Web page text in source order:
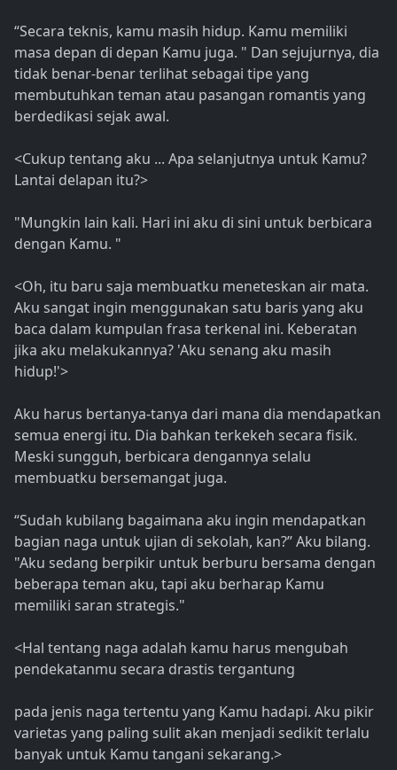
“Secara teknis, kamu masih hidup. Kamu memiliki
masa depan di depan Kamu juga. " Dan sejujurnya, dia
tidak benar-benar terlihat sebagai tipe yang
membutuhkan teman atau pasangan romantis yang
berdedikasi sejak awal.
<Cukup tentang aku ... Apa selanjutnya untuk Kamu?
Lantai delapan itu?>
"Mungkin lain kali. Hari ini aku di sini untuk berbicara
dengan Kamu. "
<Oh, itu baru saja membuatku meneteskan air mata.
Aku sangat ingin menggunakan satu baris yang aku
baca dalam kumpulan frasa terkenal ini. Keberatan
jika aku melakukannya? 'Aku senang aku masih
hidup!'>
Aku harus bertanya-tanya dari mana dia mendapatkan
semua energi itu. Dia bahkan terkekeh secara fisik.
Meski sungguh, berbicara dengannya selalu
membuatku bersemangat juga.
“Sudah kubilang bagaimana aku ingin mendapatkan
bagian naga untuk ujian di sekolah, kan?” Aku bilang.
"Aku sedang berpikir untuk berburu bersama dengan
beberapa teman aku, tapi aku berharap Kamu
memiliki saran strategis."
<Hal tentang naga adalah kamu harus mengubah
pendekatanmu secara drastis tergantung
pada jenis naga tertentu yang Kamu hadapi. Aku pikir
varietas yang paling sulit akan menjadi sedikit terlalu
banyak untuk Kamu tangani sekarang.>